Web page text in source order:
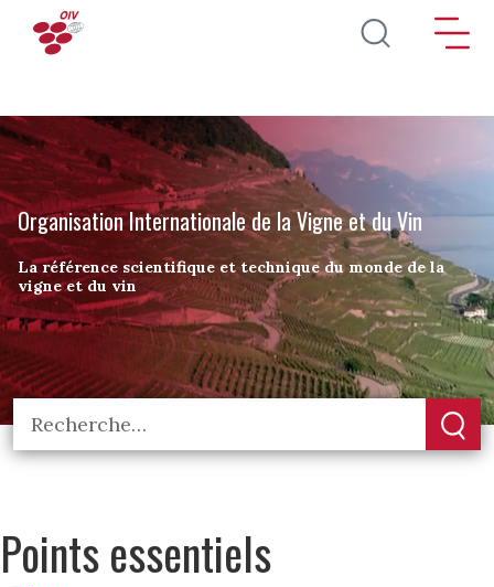
Aller au contenu principal
Organisation Internationale de la Vigne et du Vin
La référence scientifique et technique du monde de la
vigne et du vin
Points essentiels